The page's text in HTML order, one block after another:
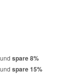
spare8%
spare15%